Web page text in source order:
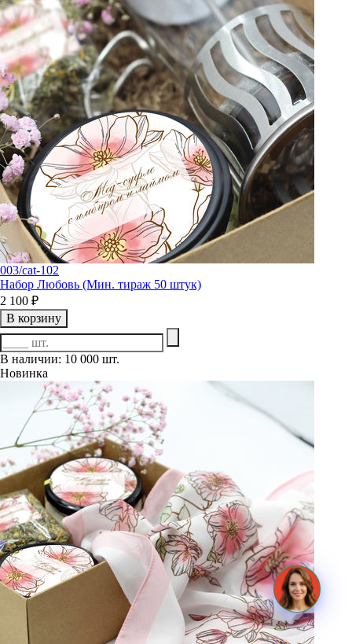
003/cat-102
Набор Любовь (Мин. тираж 50 штук)
2 100 ₽
В корзину
В наличии: 10 000 шт.
Новинка